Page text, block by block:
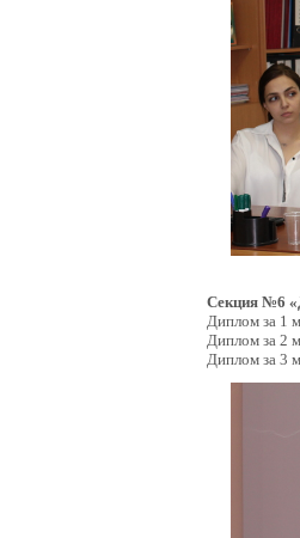
Секция №6
Диплом за 1
Диплом за 2
Диплом за 3